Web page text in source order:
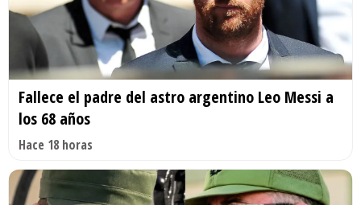
Fallece el padre del astro argentino Leo Messi a
los 68 años
Hace 18 horas